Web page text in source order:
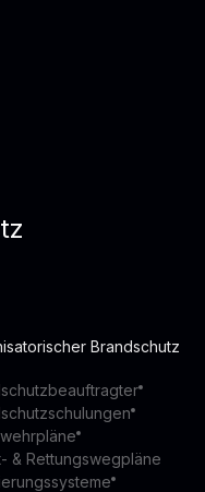
Brandschutz
& Rettungswegpläne